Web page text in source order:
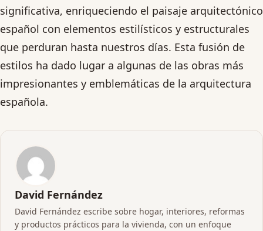
significativa, enriqueciendo el paisaje arquitectónico
español con elementos estilísticos y estructurales
que perduran hasta nuestros días. Esta fusión de
estilos ha dado lugar a algunas de las obras más
impresionantes y emblemáticas de la arquitectura
española.
David Fernández
David Fernández escribe sobre hogar, interiores, reformas
y productos prácticos para la vivienda, con un enfoque